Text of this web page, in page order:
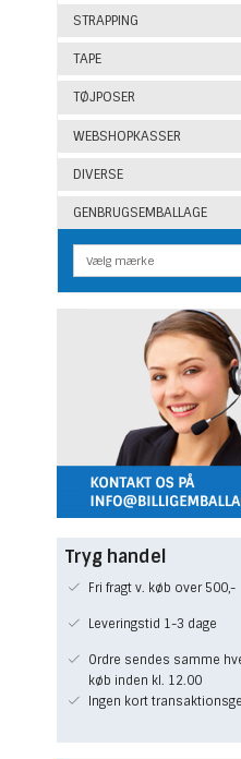
STRAPPING
TAPE
TØJPOSER
WEBSHOPKASSER
DIVERSE
GENBRUGSEMBALLAGE
Tryg handel
Fri fragt v. køb over 500,-
Leveringstid 1-3 dage
Ordre sendes samme
køb inden kl. 12.00
Ingen kort